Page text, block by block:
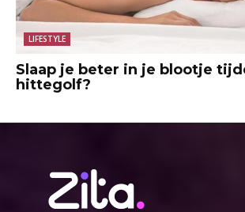
LIFESTYLE
Slaap je beter in je blootje
hittegolf?